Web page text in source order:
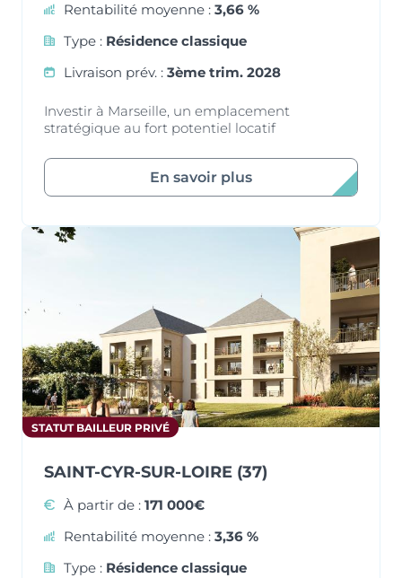
Rentabilité moyenne : 3,66 %
Type : Résidence classique
Livraison prév. : 3ème trim. 2028
Investir à Marseille, un emplacement
stratégique au fort potentiel locatif
En savoir plus
STATUT BAILLEUR PRIVÉ
SAINT-CYR-SUR-LOIRE (37)
À partir de : 171 000€
Rentabilité moyenne : 3,36 %
Type : Résidence classique